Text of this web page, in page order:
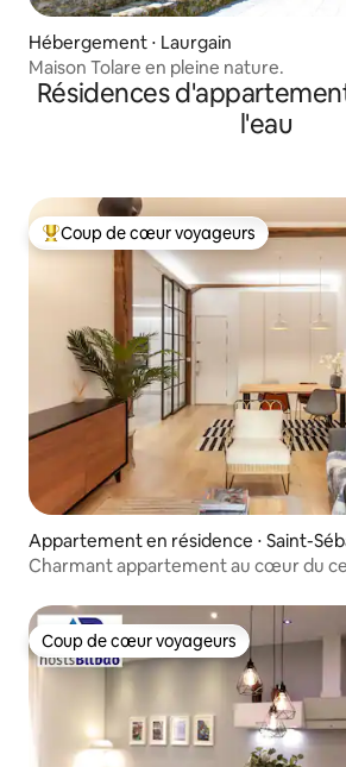
Hébergement ⋅ Laurgain
Maison Tolare en pleine nature.
Résidences
l'eau
Coups de cœur voyageurs les plus
Coup de cœur voyageurs
Appartement en résidence ⋅ Saint-
Charmant appartement au cœur du
Coup de cœur voyageurs
Coup de cœur voyageurs